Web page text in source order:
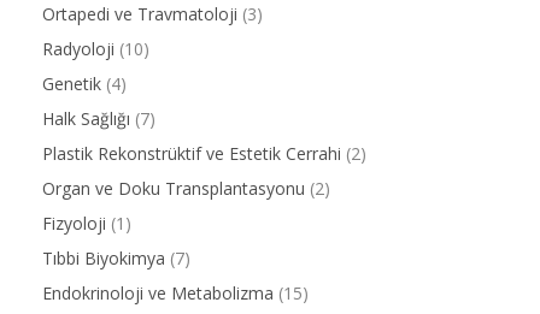
Ortapedi ve Travmatoloji (3)
Radyoloji (10)
Genetik (4)
Halk Sağlığı (7)
Plastik Rekonstrüktif ve Estetik Cerrahi (2)
Organ ve Doku Transplantasyonu (2)
Fizyoloji (1)
Tıbbi Biyokimya (7)
Endokrinoloji ve Metabolizma (15)